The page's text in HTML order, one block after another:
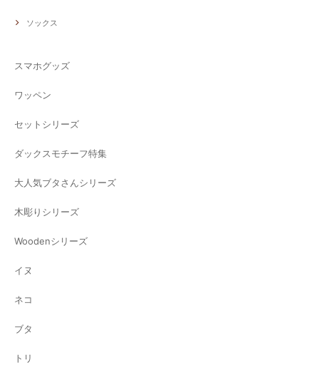
ソックス
スマホグッズ
ワッペン
セットシリーズ
ダックスモチーフ特集
大人気ブタさんシリーズ
木彫りシリーズ
Woodenシリーズ
イヌ
ネコ
ブタ
トリ